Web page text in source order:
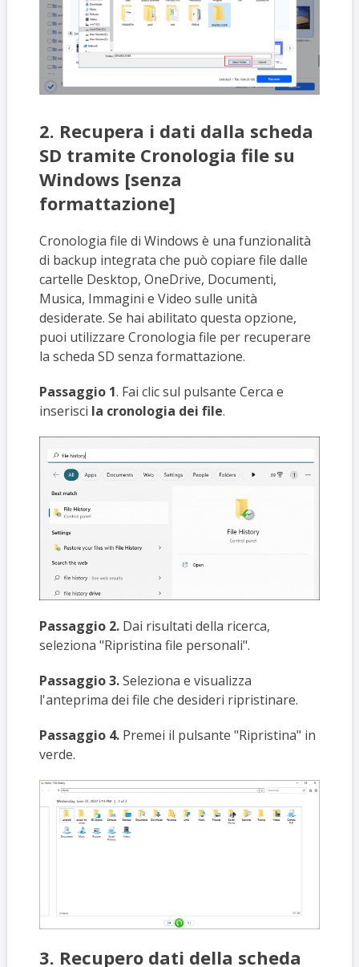
2. Recupera i dati dalla scheda
SD tramite Cronologia file su
Windows [senza
formattazione]
Cronologia file di Windows è una funzionalità
di backup integrata che può copiare file dalle
cartelle Desktop, OneDrive, Documenti,
Musica, Immagini e Video sulle unità
desiderate. Se hai abilitato questa opzione,
puoi utilizzare Cronologia file per recuperare
la scheda SD senza formattazione.
Passaggio 1. Fai clic sul pulsante Cerca e
inserisci la cronologia dei file.
Passaggio 2.Dai risultati della ricerca,
seleziona "Ripristina file personali".
Passaggio 3.Seleziona e visualizza
l'anteprima dei file che desideri ripristinare.
Passaggio 4.Premei il pulsante "Ripristina" in
verde.
3. Recupero dati della scheda